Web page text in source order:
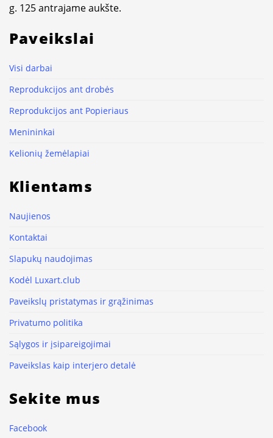
g. 125 antrajame aukšte.
Paveikslai
Visi darbai
Reprodukcijos ant drobės
Reprodukcijos ant Popieriaus
Menininkai
Kelionių žemėlapiai
Klientams
Naujienos
Kontaktai
Slapukų naudojimas
Kodėl Luxart.club
Paveikslų pristatymas ir grąžinimas
Privatumo politika
Sąlygos ir įsipareigojimai
Paveikslas kaip interjero detalė
Sekite mus
Facebook